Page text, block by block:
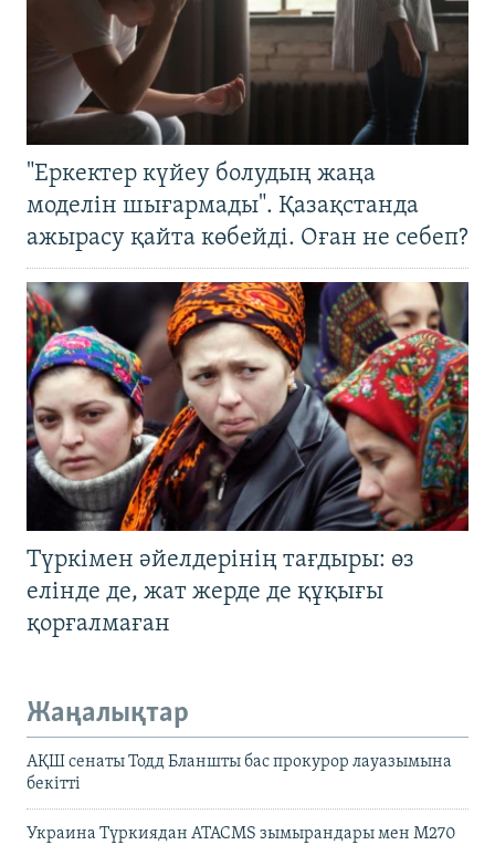
"Еркектер күйеу болудың жаңа
моделін шығармады". Қазақстанда
ажырасу қайта көбейді. Оған не себеп?
Түркімен әйелдерінің тағдыры: өз
елінде де, жат жерде де құқығы
қорғалмаған
Жаңалықтар
АҚШ сенаты Тодд Бланшты бас прокурор лауазымына
бекітті
Украина Түркиядан ATACMS зымырандары мен M270